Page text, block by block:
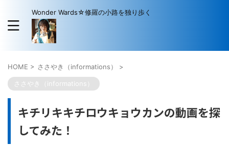
Wonder Wards☆修羅の小路を独り歩く
HOME > ささやき（informations） >
ささやき（informations）
キチリキキチロウキョウカンの動画を探
してみた！